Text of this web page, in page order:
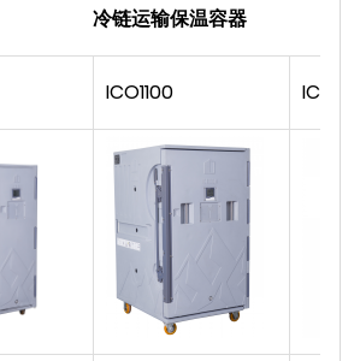
冷链运输保温容器
ICO1100